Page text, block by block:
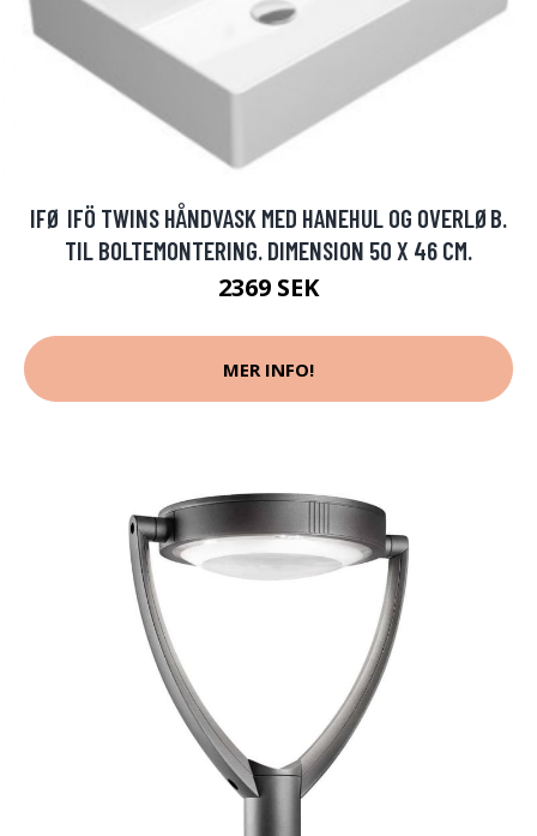
IFØ IFÖ TWINS HÅNDVASK MED HANEHUL OG OVERLØB.
TIL BOLTEMONTERING. DIMENSION 50 X 46 CM.
2369 SEK
MER INFO!